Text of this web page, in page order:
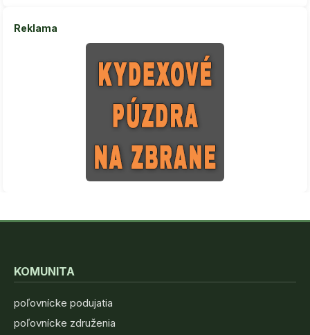
Reklama
KOMUNITA
poľovnícke podujatia
poľovnícke združenia